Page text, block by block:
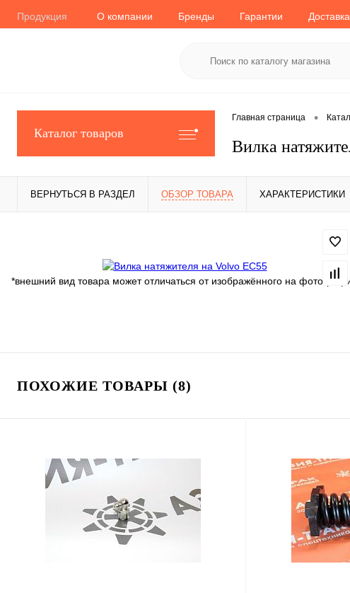
Продукция О компании Бренды Гарантии Доставка
Каталог товаров
Главная страница •
Вилка
ВЕРНУТЬСЯ В РАЗДЕЛ ОБЗОР ТОВАРА ХАРАКТЕРИСТИКИ
*внешний вид товара может отличаться от изображённого на
ПОХОЖИЕ ТОВАРЫ (8)